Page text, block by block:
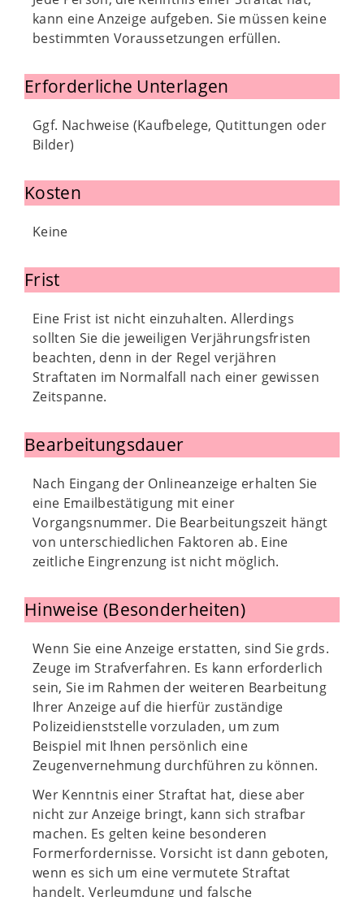
kann eine Anzeige aufgeben. Sie müssen keine
bestimmten Voraussetzungen erfüllen.
Erforderliche Unterlagen
Ggf. Nachweise (Kaufbelege, Qutittungen oder
Bilder)
Kosten
Keine
Frist
Eine Frist ist nicht einzuhalten. Allerdings
sollten Sie die jeweiligen Verjährungsfristen
beachten, denn in der Regel verjähren
Straftaten im Normalfall nach einer gewissen
Zeitspanne.
Bearbeitungsdauer
Nach Eingang der Onlineanzeige erhalten Sie
eine Emailbestätigung mit einer
Vorgangsnummer. Die Bearbeitungszeit hängt
von unterschiedlichen Faktoren ab. Eine
zeitliche Eingrenzung ist nicht möglich.
Hinweise (Besonderheiten)
Wenn Sie eine Anzeige erstatten, sind Sie grds.
Zeuge im Strafverfahren. Es kann erforderlich
sein, Sie im Rahmen der weiteren Bearbeitung
Ihrer Anzeige auf die hierfür zuständige
Polizeidienststelle vorzuladen, um zum
Beispiel mit Ihnen persönlich eine
Zeugenvernehmung durchführen zu können.
Wer Kenntnis einer Straftat hat, diese aber
nicht zur Anzeige bringt, kann sich strafbar
machen. Es gelten keine besonderen
Formerfordernisse. Vorsicht ist dann geboten,
wenn es sich um eine vermutete Straftat
handelt. Verleumdung und falsche